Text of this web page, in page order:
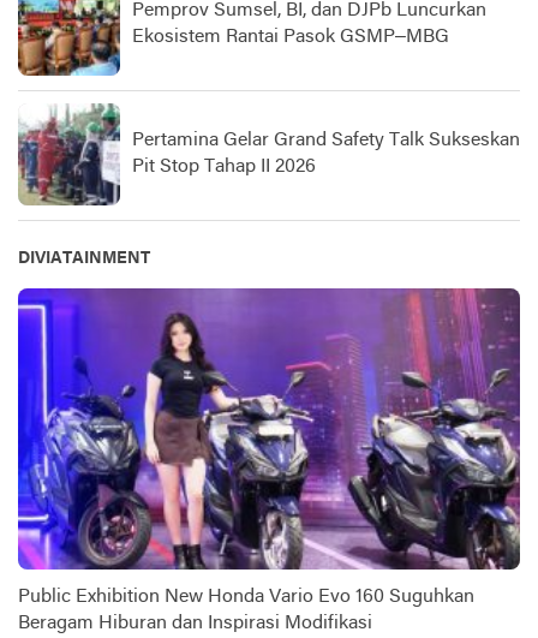
Pemprov Sumsel, BI, dan DJPb Luncurkan
Ekosistem Rantai Pasok GSMP–MBG
Pertamina Gelar Grand Safety Talk Sukseskan
Pit Stop Tahap II 2026
DIVIATAINMENT
Public Exhibition New Honda Vario Evo 160 Suguhkan
Beragam Hiburan dan Inspirasi Modifikasi